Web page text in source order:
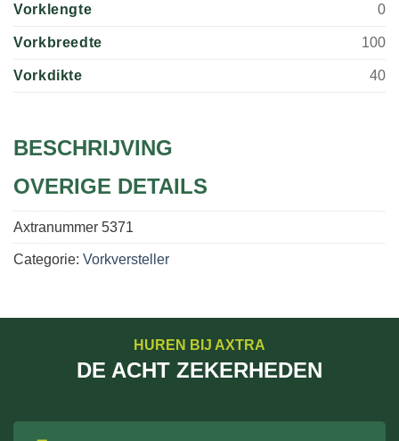
Vorklengte 0
Vorkbreedte 100
Vorkdikte 40
BESCHRIJVING
OVERIGE DETAILS
Axtranummer 5371
Categorie: Vorkversteller
HUREN BIJ AXTRA
DE ACHT ZEKERHEDEN